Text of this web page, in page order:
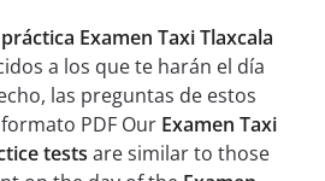
Examen Taxi Tlaxcala
a los que te harán el día
las preguntas de estos
PDF Our Examen Taxi
tests are similar to those